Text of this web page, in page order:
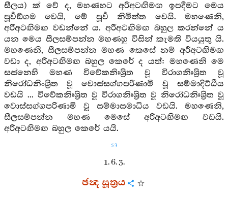
සීලය) ක් වේ ද, මහණහට අරිඅටඟිමඟ ඉපදීමට මෙය
පූර්‍වඞ්ගම වෙයි, මේ පූර්‍ව නිමිත්ත වෙයි. මහණෙනි,
අරීඅටඟිමඟ වඩන්නේ ය. අරීඅටඟිමඟ බහුල කරන්නේ ය
යන මෙය සීලසම්පන්න මහණහු විසින් කැමති වියයුතු යි.
මහණෙනි, සීලසම්පන්න මහණ කෙසේ නම් අරීඅටඟිමඟ
වඩා ද, අරීඅටඟිමඟ බහුල කෙරේ ද යත්: මහණෙනි මෙ
සස්නෙහි මහණ විවේකනිඃශ්‍රිත වූ විරාගනිඃශ්‍රිත වූ
නිරෝධනිංශ්‍රිත වූ වොස්සග්ගපරිණාමි වූ සම්මාදිට්ඨිය
වඩයි ... විවේකනිඃශ්‍රිත වූ විරාගනිඃශ්‍රිත වූ නිරෝධනිඃශ්‍රිත වූ
වොස්සග්ගපරිණාමි වූ සම්මාසමාධිය වඩයි. මහණෙනි,
සීලසම්පන්න මහණ මෙසේ අරීඅටඟිමඟ වඩයි.
අරීඅටඟිමඟ බහුල කෙරේ යයි.
53
1. 6. 3.
ඡන්‍ද සූත්‍රය